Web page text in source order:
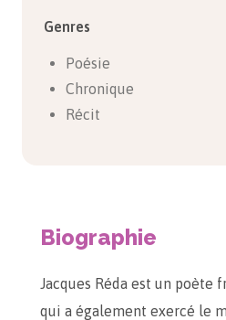
Genres
Poésie
Chronique
Récit
Biographie
Jacques Réda est un poète
qui a également exercé le